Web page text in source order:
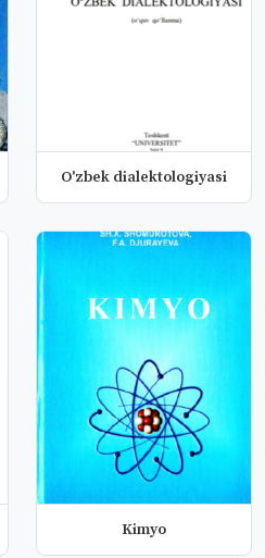
O'zbek dialektologiyasi
Kimyo